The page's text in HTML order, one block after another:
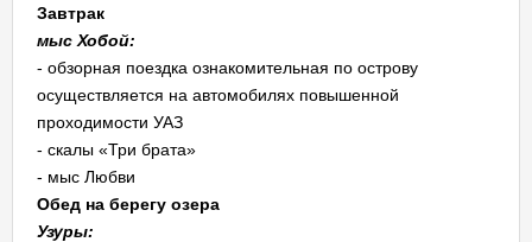
Завтрак
мыс Хобой:
- обзорная поездка ознакомительная по острову
осуществляется на автомобилях повышенной
проходимости УАЗ
- скалы «Три брата»
- мыс Любви
Обед на берегу озера
Узуры: